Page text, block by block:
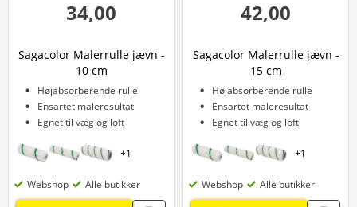
34,00
Sagacolor Malerrulle jævn -
10 cm
Højabsorberende rulle
Ensartet maleresultat
Egnet til væg og loft
+1
Webshop Alle butikker
42,00
Sagacolor Malerrulle jævn -
15 cm
Højabsorberende rulle
Ensartet maleresultat
Egnet til væg og loft
+1
Webshop Alle butikker